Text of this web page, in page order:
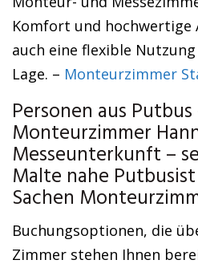
Komfort und hochwertige
auch eine flexible
Lage. – Monteurzimmer
Personen aus Putbus
Monteurzimmer
Messeunterkunft –
Malte nahe
Sachen
Buchungsoptionen, die
Zimmer stehen Ihnen